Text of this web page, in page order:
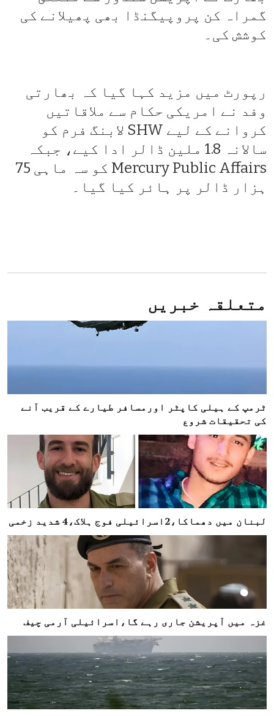
گمراہ کن پروپیگنڈا بھی پھیلانے کی
کوشش کی۔
رپورٹ میں مزید کہا گیا کہ بھارتی
وفد نے امریکی حکام سے ملاقاتیں
کروانے کے لیے SHW لابنگ فرم کو
سالانہ 1.8 ملین ڈالر ادا کیے، جبکہ
Mercury Public Affairs کو سہ ماہی 75
ہزار ڈالر پر ہائر کیا گیا۔
متعلقہ خبریں
ٹرمپ کے ہیلی کاپٹر اورمسافر طیارے کے قریب آنے
کی تحقیقات شروع
لبنان میں دھماکا،2اسرائیلی فوج ہلاک،4 شدید زخمی
غزہ میں آپریشن جاری رہے گا،اسرائیلی آرمی چیف